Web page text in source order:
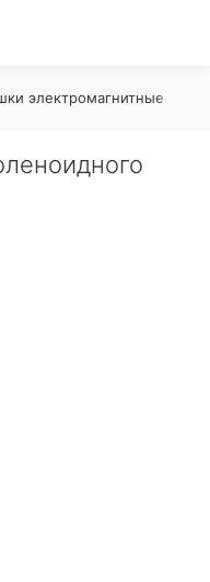
электромагнитные